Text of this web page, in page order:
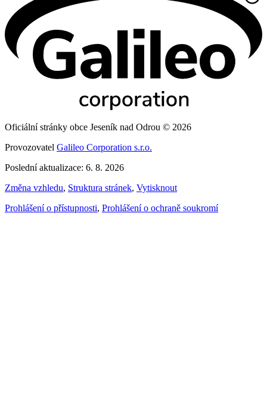
Oficiální stránky obce Jeseník nad Odrou © 2026
Provozovatel Galileo Corporation s.r.o.
Poslední aktualizace: 6. 8. 2026
Změna vzhledu, Struktura stránek, Vytisknout
Prohlášení o přístupnosti, Prohlášení o ochraně soukromí